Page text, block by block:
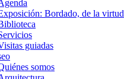
Bordado, de la virtud
guiadas
somos